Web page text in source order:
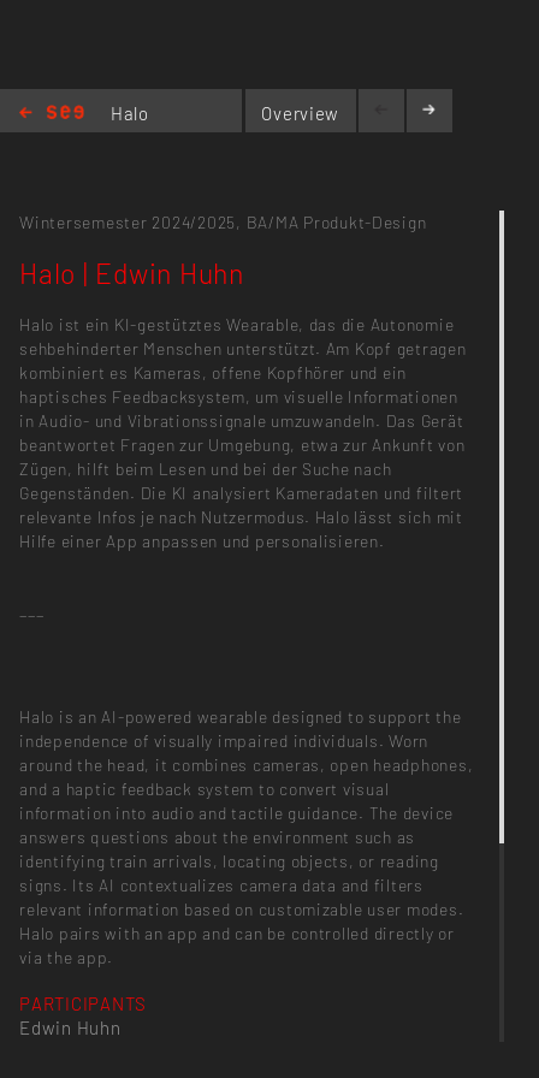
Halo
Overview
Wintersemester 2024/2025, BA/MA Produkt-Design
Halo | Edwin Huhn
Halo ist ein KI-gestütztes Wearable, das die Autonomie
sehbehinderter Menschen unterstützt. Am Kopf getragen
kombiniert es Kameras, offene Kopfhörer und ein
haptisches Feedbacksystem, um visuelle Informationen
in Audio- und Vibrationssignale umzuwandeln. Das Gerät
beantwortet Fragen zur Umgebung, etwa zur Ankunft von
Zügen, hilft beim Lesen und bei der Suche nach
Gegenständen. Die KI analysiert Kameradaten und filtert
relevante Infos je nach Nutzermodus. Halo lässt sich mit
Hilfe einer App anpassen und personalisieren.
Halo is an AI-powered wearable designed to support the
independence of visually impaired individuals. Worn
around the head, it combines cameras, open headphones,
and a haptic feedback system to convert visual
information into audio and tactile guidance. The device
answers questions about the environment such as
identifying train arrivals, locating objects, or reading
signs. Its AI contextualizes camera data and filters
relevant information based on customizable user modes.
Halo pairs with an app and can be controlled directly or
via the app.
PARTICIPANTS
Edwin Huhn